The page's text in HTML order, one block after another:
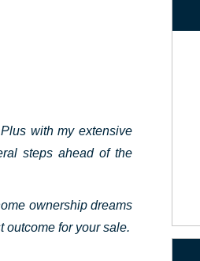
with my extensive
steps ahead of the
ownership dreams
outcome for your sale.